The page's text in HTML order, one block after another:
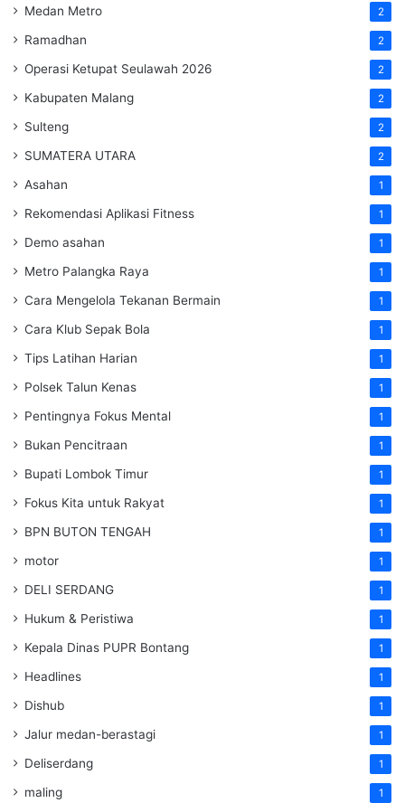
Medan Metro 2
Ramadhan 2
Operasi Ketupat Seulawah 2026 2
Kabupaten Malang 2
Sulteng 2
SUMATERA UTARA 2
Asahan 1
Rekomendasi Aplikasi Fitness 1
Demo asahan 1
Metro Palangka Raya 1
Cara Mengelola Tekanan Bermain 1
Cara Klub Sepak Bola 1
Tips Latihan Harian 1
Polsek Talun Kenas 1
Pentingnya Fokus Mental 1
Bukan Pencitraan 1
Bupati Lombok Timur 1
Fokus Kita untuk Rakyat 1
BPN BUTON TENGAH 1
motor 1
DELI SERDANG 1
Hukum & Peristiwa 1
Kepala Dinas PUPR Bontang 1
Headlines 1
Dishub 1
Jalur medan-berastagi 1
Deliserdang 1
maling 1